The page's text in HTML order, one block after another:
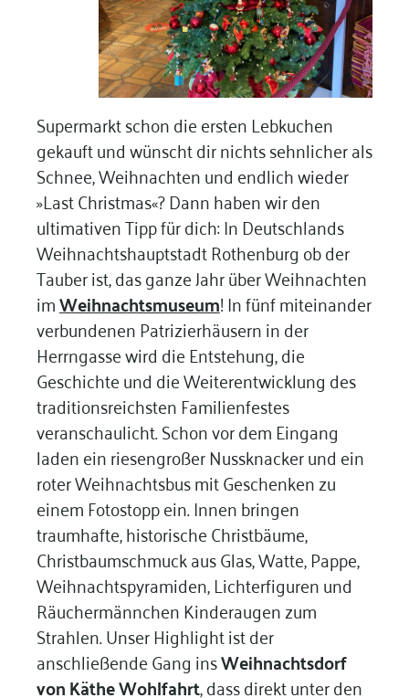
Supermarkt schon die ersten Lebkuchen
gekauft und wünscht dir nichts sehnlicher als
Schnee, Weihnachten und endlich wieder
»Last Christmas«? Dann haben wir den
ultimativen Tipp für dich: In Deutschlands
Weihnachtshauptstadt Rothenburg ob der
Tauber ist, das ganze Jahr über Weihnachten
imWeihnachtsmuseum! In fünf miteinander
verbundenen Patrizierhäusern in der
Herrngasse wird die Entstehung, die
Geschichte und die Weiterentwicklung des
traditionsreichsten Familienfestes
veranschaulicht. Schon vor dem Eingang
laden ein riesengroßer Nussknacker und ein
roter Weihnachtsbus mit Geschenken zu
einem Fotostopp ein. Innen bringen
traumhafte, historische Christbäume,
Christbaumschmuck aus Glas, Watte, Pappe,
Weihnachtspyramiden, Lichterfiguren und
Räuchermännchen Kinderaugen zum
Strahlen. Unser Highlight ist der
anschließende Gang insWeihnachtsdorf
von Käthe Wohlfahrt, dass direkt unter den